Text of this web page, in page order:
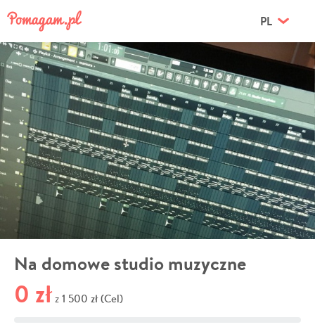
PL
Na domowe studio muzyczne
0 zł z 1 500 zł (Cel)